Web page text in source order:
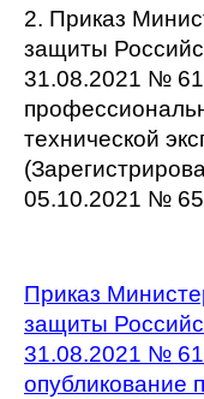
2. Приказ
защиты
31.08.2021 №
технической
05.10.2021 №
Приказ
защиты
31.08.2021 №
опубликование